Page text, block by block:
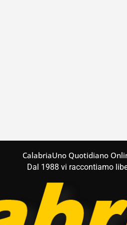
CalabriaUno Quotidiano
Dal 1988 vi raccontiamo